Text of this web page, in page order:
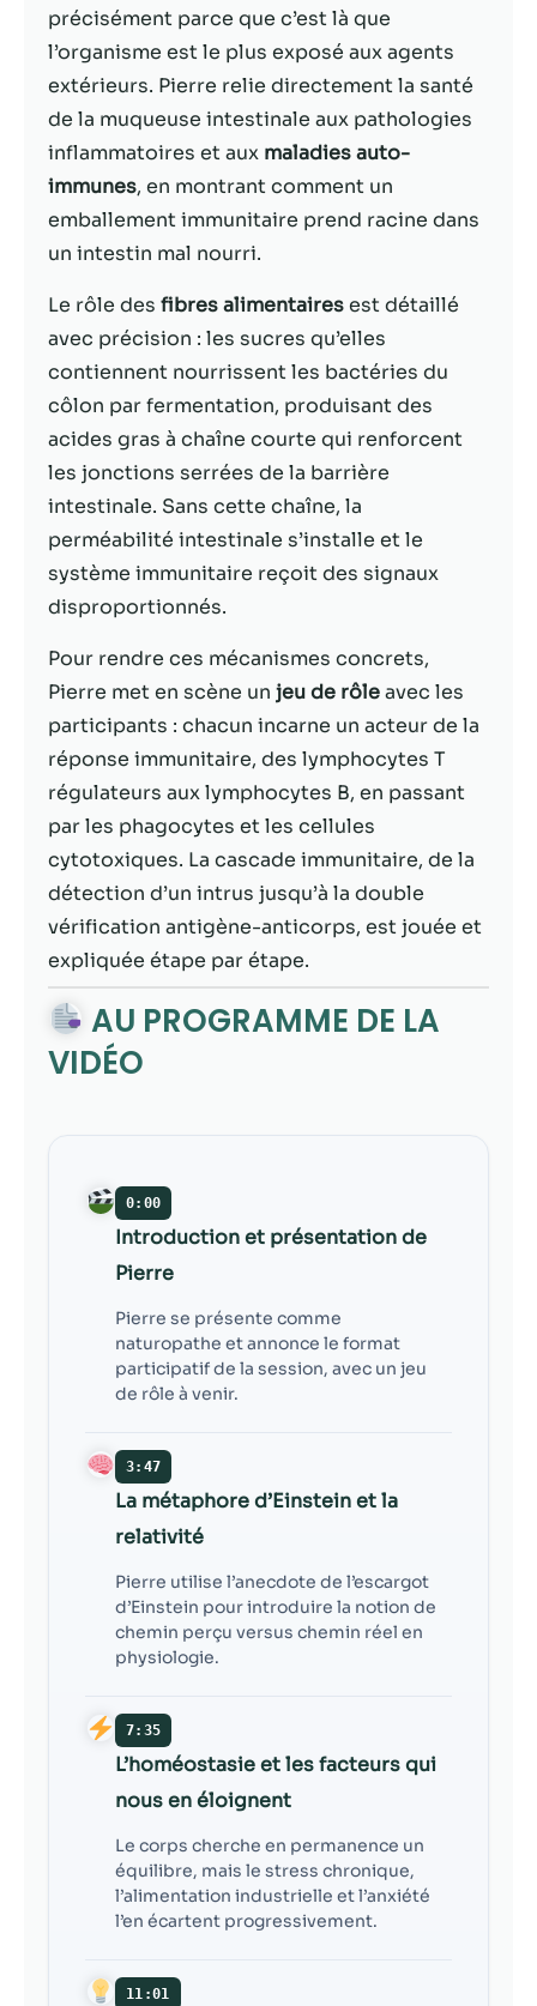
précisément parce que c’est là que
l’organisme est le plus exposé aux agents
extérieurs. Pierre relie directement la santé
de la muqueuse intestinale aux pathologies
inflammatoires et aux maladies auto-
immunes, en montrant comment un
emballement immunitaire prend racine dans
un intestin mal nourri.
Le rôle des fibres alimentairesest détaillé
avec précision : les sucres qu’elles
contiennent nourrissent les bactéries du
côlon par fermentation, produisant des
acides gras à chaîne courte qui renforcent
les jonctions serrées de la barrière
intestinale. Sans cette chaîne, la
perméabilité intestinale s’installe et le
système immunitaire reçoit des signaux
disproportionnés.
Pour rendre ces mécanismes concrets,
Pierre met en scène un jeu de rôleavec les
participants : chacun incarne un acteur de la
réponse immunitaire, des lymphocytes T
régulateurs aux lymphocytes B, en passant
par les phagocytes et les cellules
cytotoxiques. La cascade immunitaire, de la
détection d’un intrus jusqu’à la double
vérification antigène-anticorps, est jouée et
expliquée étape par étape.
AU PROGRAMME DE LA
VIDÉO
0:00
Introduction et présentation de
Pierre
Pierre se présente comme
naturopathe et annonce le format
participatif de la session, avec un jeu
de rôle à venir.
3:47
La métaphore d’Einstein et la
relativité
Pierre utilise l’anecdote de l’escargot
d’Einstein pour introduire la notion de
chemin perçu versus chemin réel en
physiologie.
7:35
L’homéostasie et les facteurs qui
nous en éloignent
Le corps cherche en permanence un
équilibre, mais le stress chronique,
l’alimentation industrielle et l’anxiété
l’en écartent progressivement.
11:01
fonctionnalité
et la structure
du site Web,
en fonction
de la façon
dont le site
Web est
utilisé.
Afin que notre
fonctionne
aussi bien que
possible lors
Si vous refusez
ces cookies,
certaines
fonctionnalités
disparaîtront
du site Web.
Marketing
En partageant
votre
comportement
lorsque vous
visitez notre
site, vous
augmentez les
chances de
contenu et des
offres
personnalisés.